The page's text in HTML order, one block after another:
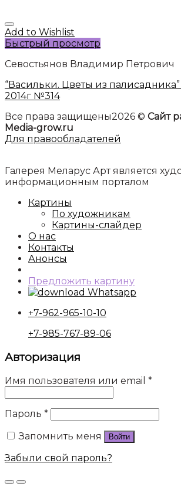
Add to Wishlist
Быстрый просмотр
Севостьянов Владимир Петрович
“Васильки. Цветы из палисадника”
2014г №314
Все права защищены2026 © Сайт
Media-grow.ru
Для правообладателей
Галерея Меларус Арт является
информационным порталом
Картины
По художникам
Картины-слайдер
О нас
Контакты
Анонсы
Предложить картину
Whatsapp
+7-962-965-10-10
+7-985-767-89-06
Авторизация
Имя пользователя или email *
Пароль *
Запомнить меня
Войти
Забыли свой пароль?